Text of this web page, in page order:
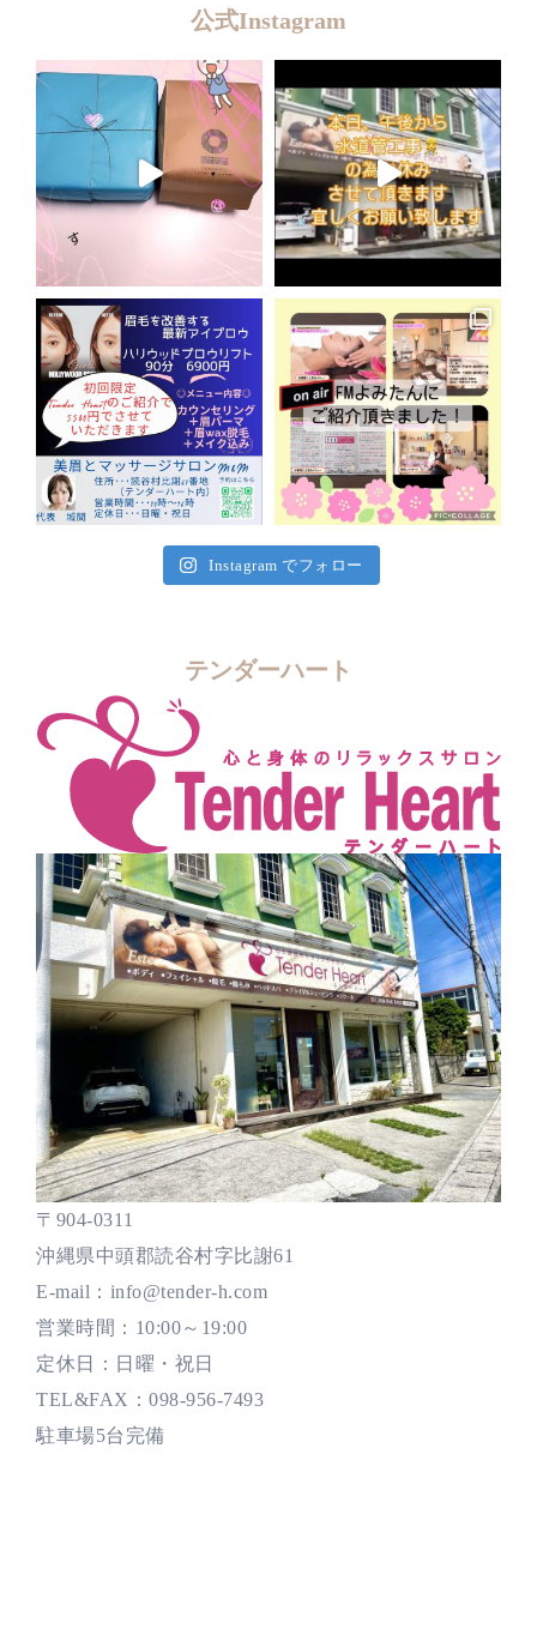
公式Instagram
Instagram でフォロー
テンダーハート
〒904-0311
沖縄県中頭郡読谷村字比謝61
E-mail：info@tender-h.com
営業時間：10:00～19:00
定休日：日曜・祝日
TEL&FAX：098-956-7493
駐車場5台完備